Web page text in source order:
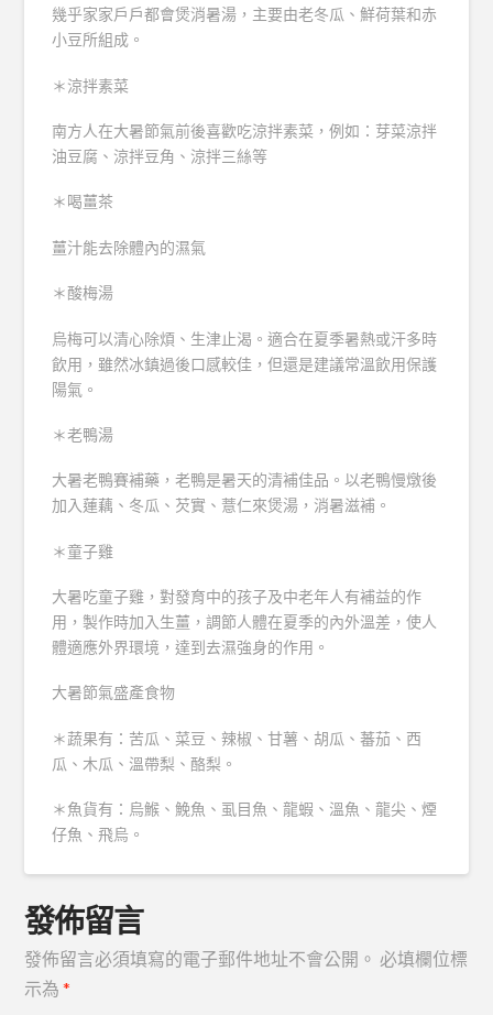
幾乎家家戶戶都會煲消暑湯，主要由老冬瓜、鮮荷葉和赤
小豆所組成。
＊涼拌素菜
南方人在大暑節氣前後喜歡吃涼拌素菜，例如：芽菜涼拌
油豆腐、涼拌豆角、涼拌三絲等
＊喝薑茶
薑汁能去除體內的濕氣
＊酸梅湯
烏梅可以清心除煩、生津止渴。適合在夏季暑熱或汗多時
飲用，雖然冰鎮過後口感較佳，但還是建議常溫飲用保護
陽氣。
＊老鴨湯
大暑老鴨賽補藥，老鴨是暑天的清補佳品。以老鴨慢燉後
加入蓮藕、冬瓜、芡實、薏仁來煲湯，消暑滋補。
＊童子雞
大暑吃童子雞，對發育中的孩子及中老年人有補益的作
用，製作時加入生薑，調節人體在夏季的內外溫差，使人
體適應外界環境，達到去濕強身的作用。
大暑節氣盛產食物
＊蔬果有：苦瓜、菜豆、辣椒、甘薯、胡瓜、蕃茄、西
瓜、木瓜、溫帶梨、酪梨。
＊魚貨有：烏鯸、鮸魚、虱目魚、龍蝦、溫魚、龍尖、煙
仔魚、飛烏。
發佈留言
發佈留言必須填寫的電子郵件地址不會公開。 必填欄位標
示為*